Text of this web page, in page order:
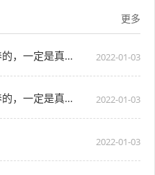
更多
养狗的8大坏处，看完还敢养的，一定是真爱了 2022-01-03
养狗的8大坏处，看完还敢养的，一定是真爱了 2022-01-03
2022-01-03